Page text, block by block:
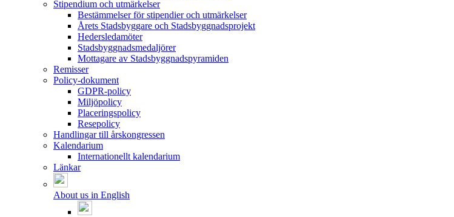
Stipendium och utmärkelser
Bestämmelser för stipendier och utmärkelser
Årets Stadsbyggare och Stadsbyggnadsprojekt
Hedersledamöter
Stadsbyggnadsmedaljörer
Mottagare av Stadsbyggnadspyramiden
Remisser
Policy-dokument
GDPR-policy
Miljöpolicy
Placeringspolicy
Resepolicy
Handlingar till årskongressen
Kalendarium
Internationellt kalendarium
Länkar
About us in English